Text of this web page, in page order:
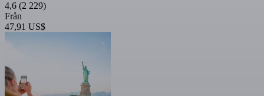
4,6 (2 229)
Från
47,91 US$